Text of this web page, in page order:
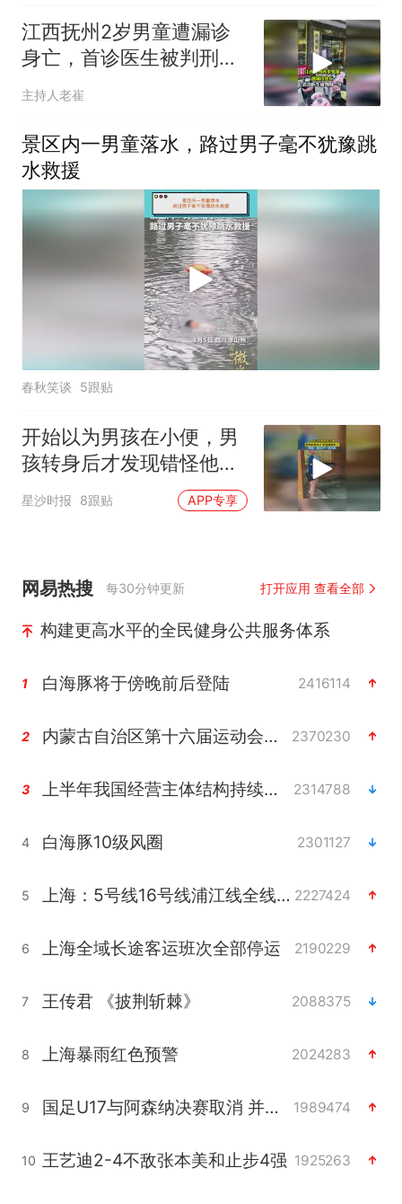
江西抚州2岁男童遭漏诊
身亡，首诊医生被判刑一
年
主持人老崔
景区内一男童落水，路过男子毫不犹豫跳
水救援
春秋笑谈 5跟贴
开始以为男孩在小便，男
孩转身后才发现错怪他
了，网友：眼见不一定为
星沙时报 8跟贴 APP专享
网易热搜 每30分钟更新 打开应用 查看全部
构建更高水平的全民健身公共服务体系
1 白海豚将于傍晚前后登陆 2416114
2 内蒙古自治区第十六届运动会开幕 2370230
3 上半年我国经营主体结构持续优化 2314788
4 白海豚10级风圈 2301127
5 上海：5号线16号线浦江线全线停运 2227424
6 上海全域长途客运班次全部停运 2190229
7 王传君 《披荆斩棘》 2088375
8 上海暴雨红色预警 2024283
9 国足U17与阿森纳决赛取消 并列冠军 1989474
10 王艺迪2-4不敌张本美和止步4强 1925263